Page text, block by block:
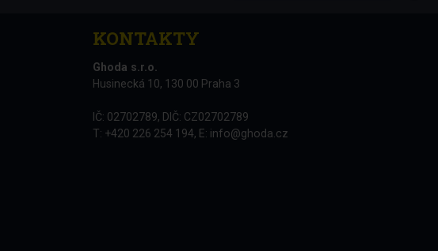
KONTAKTY
Ghoda s.r.o.
Husinecká 10, 130 00 Praha 3
IČ: 02702789, DIČ: CZ02702789
T: +420 226 254 194, E: info@ghoda.cz